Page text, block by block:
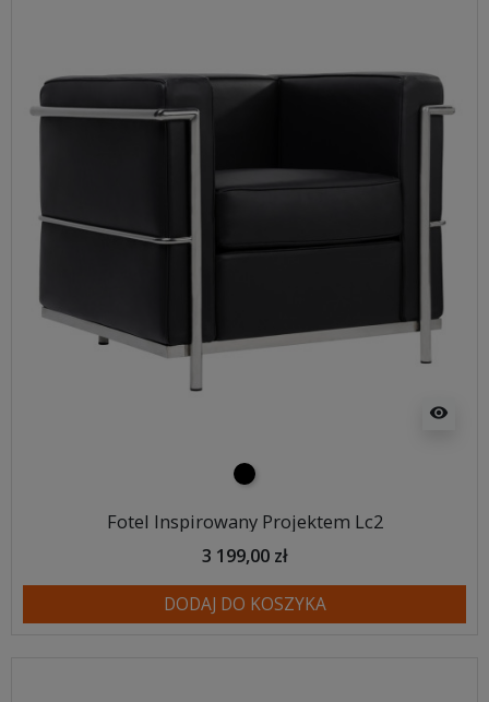
visibility
czarny
Fotel Inspirowany Projektem Lc2
3 199,00 zł
DODAJ DO KOSZYKA